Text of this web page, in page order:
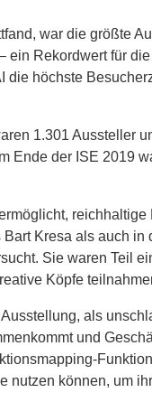
war die größte
ein Rekordwert für
die höchste
1.301 Aussteller
Ende der ISE 2019
reichhaltige
Kresa als auch in
Sie waren Teil
Köpfe
als
und
nutzen können, um